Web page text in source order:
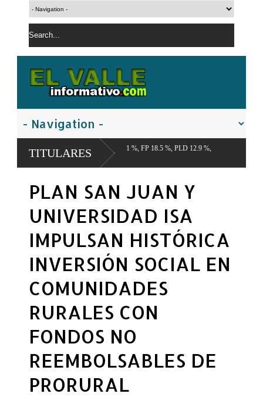
TITULARES
41.1 %, FP 18.5 %, PLD 12.9 %,
PLAN SAN JUAN Y
UNIVERSIDAD ISA
IMPULSAN HISTÓRICA
INVERSIÓN SOCIAL EN
COMUNIDADES
RURALES CON
FONDOS NO
REEMBOLSABLES DE
PRORURAL